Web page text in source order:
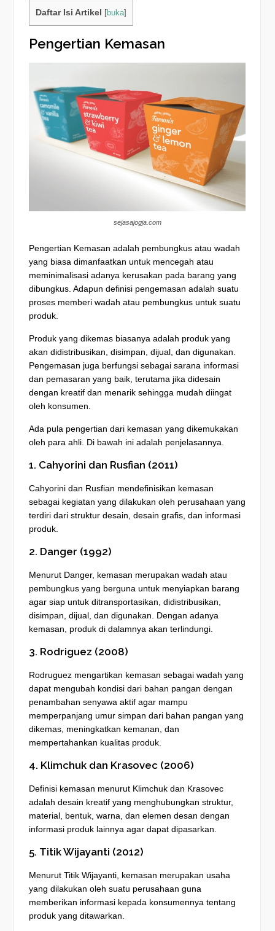
Daftar Isi Artikel buka]
Pengertian Kemasan
sejasajogja.com
Pengertian Kemasan adalah pembungkus atau wadah
yang biasa dimanfaatkan untuk mencegah atau
meminimalisasi adanya kerusakan pada barang yang
dibungkus. Adapun definisi pengemasan adalah suatu
proses memberi wadah atau pembungkus untuk suatu
produk.
Produk yang dikemas biasanya adalah produk yang
akan didistribusikan, disimpan, dijual, dan digunakan.
Pengemasan juga berfungsi sebagai sarana informasi
dan pemasaran yang baik, terutama jika didesain
dengan kreatif dan menarik sehingga mudah diingat
oleh konsumen.
Ada pula pengertian dari kemasan yang dikemukakan
oleh para ahli. Di bawah ini adalah penjelasannya.
1. Cahyorini dan Rusfian (2011)
Cahyorini dan Rusfian mendefinisikan kemasan
sebagai kegiatan yang dilakukan oleh perusahaan yang
terdiri dari struktur desain, desain grafis, dan informasi
produk.
2. Danger (1992)
Menurut Danger, kemasan merupakan wadah atau
pembungkus yang berguna untuk menyiapkan barang
agar siap untuk ditransportasikan, didistribusikan,
disimpan, dijual, dan digunakan. Dengan adanya
kemasan, produk di dalamnya akan terlindungi.
3. Rodriguez (2008)
Rodruguez mengartikan kemasan sebagai wadah yang
dapat mengubah kondisi dari bahan pangan dengan
penambahan senyawa aktif agar mampu
memperpanjang umur simpan dari bahan pangan yang
dikemas, meningkatkan kemanan, dan
mempertahankan kualitas produk.
4. Klimchuk dan Krasovec (2006)
Definisi kemasan menurut Klimchuk dan Krasovec
adalah desain kreatif yang menghubungkan struktur,
material, bentuk, warna, dan elemen desan dengan
informasi produk lainnya agar dapat dipasarkan.
5. Titik Wijayanti (2012)
Menurut Titik Wijayanti, kemasan merupakan usaha
yang dilakukan oleh suatu perusahaan guna
memberikan informasi kepada konsumennya tentang
produk yang ditawarkan.